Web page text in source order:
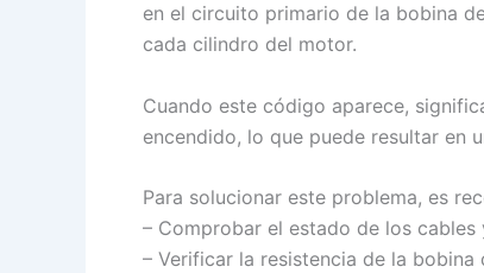
en el circuito primario de la bobina
cada cilindro del motor.
Cuando este código aparece,
encendido, lo que puede resultar en
Para solucionar este problema, es
– Comprobar el estado de los
– Verificar la resistencia de la bobina